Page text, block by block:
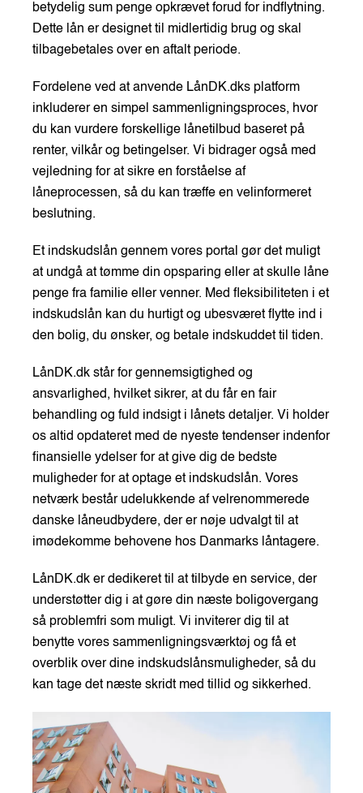
betydelig sum penge opkrævet forud for indflytning.
Dette lån er designet til midlertidig brug og skal
tilbagebetales over en aftalt periode.
Fordelene ved at anvende LånDK.dks platform
inkluderer en simpel sammenligningsproces, hvor
du kan vurdere forskellige lånetilbud baseret på
renter, vilkår og betingelser. Vi bidrager også med
vejledning for at sikre en forståelse af
låneprocessen, så du kan træffe en velinformeret
beslutning.
Et indskudslån gennem vores portal gør det muligt
at undgå at tømme din opsparing eller at skulle låne
penge fra familie eller venner. Med fleksibiliteten i et
indskudslån kan du hurtigt og ubesværet flytte ind i
den bolig, du ønsker, og betale indskuddet til tiden.
LånDK.dk står for gennemsigtighed og
ansvarlighed, hvilket sikrer, at du får en fair
behandling og fuld indsigt i lånets detaljer. Vi holder
os altid opdateret med de nyeste tendenser indenfor
finansielle ydelser for at give dig de bedste
muligheder for at optage et indskudslån. Vores
netværk består udelukkende af velrenommerede
danske låneudbydere, der er nøje udvalgt til at
imødekomme behovene hos Danmarks låntagere.
LånDK.dk er dedikeret til at tilbyde en service, der
understøtter dig i at gøre din næste boligovergang
så problemfri som muligt. Vi inviterer dig til at
benytte vores sammenligningsværktøj og få et
overblik over dine indskudslånsmuligheder, så du
kan tage det næste skridt med tillid og sikkerhed.